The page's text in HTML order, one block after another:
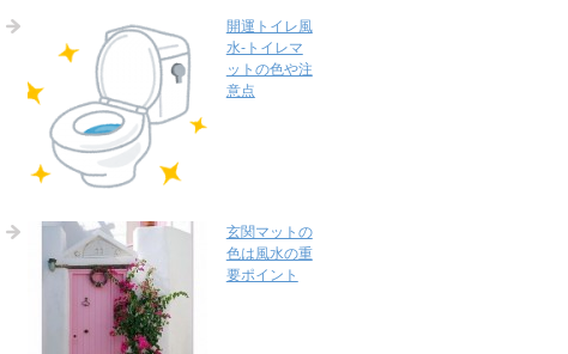
開運トイレ風
水-トイレマ
ットの色や注
意点
玄関マットの
色は風水の重
要ポイント